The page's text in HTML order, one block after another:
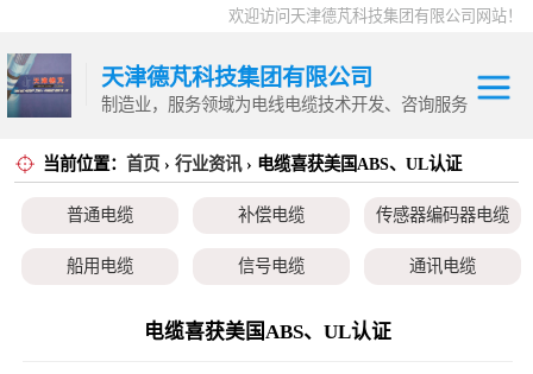
欢迎访问天津德芃科技集团有限公司网站！
天津德芃科技集团有限公司
制造业，服务领域为电线电缆技术开发、咨询服务
当前位置： 首页 › 行业资讯› 电缆喜获美国ABS、UL认证
普通电缆 补偿电缆 传感器编码器电缆
船用电缆 信号电缆 通讯电缆
电缆喜获美国ABS、UL认证
普通电缆
补偿电缆
传感器编码器电
电力电缆
控制电缆
高温电缆